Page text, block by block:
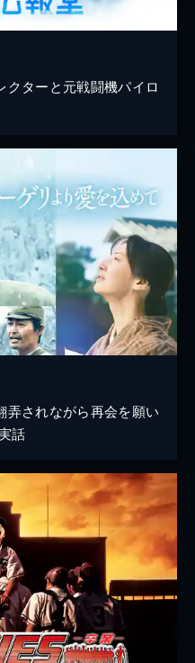
クターと元戦闘機パイロ
弄されながら再会を願い
話